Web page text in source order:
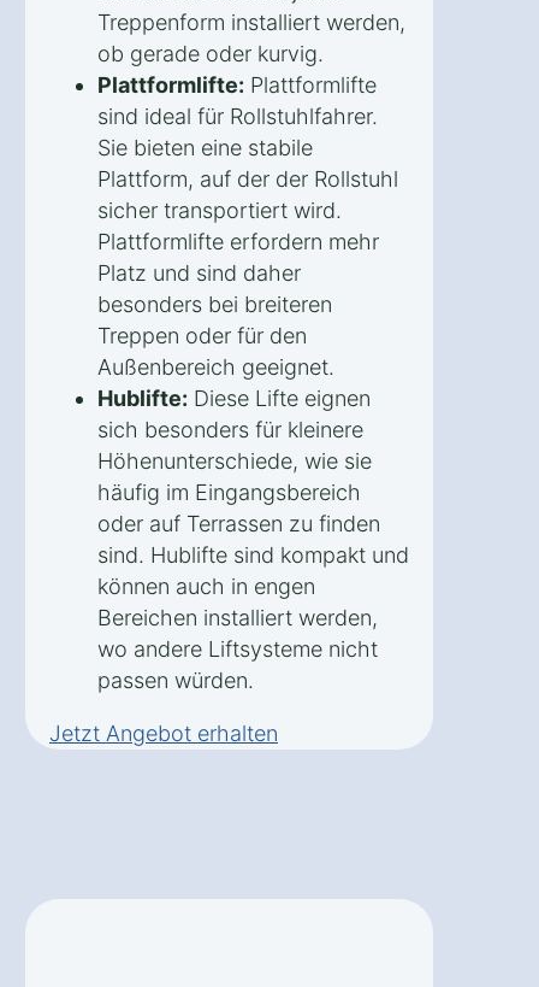
Treppenform installiert werden,
ob gerade oder kurvig.
Plattformlifte: Plattformlifte
sind ideal für Rollstuhlfahrer.
Sie bieten eine stabile
Plattform, auf der der Rollstuhl
sicher transportiert wird.
Plattformlifte erfordern mehr
Platz und sind daher
besonders bei breiteren
Treppen oder für den
Außenbereich geeignet.
Hublifte: Diese Lifte eignen
sich besonders für kleinere
Höhenunterschiede, wie sie
häufig im Eingangsbereich
oder auf Terrassen zu finden
sind. Hublifte sind kompakt und
können auch in engen
Bereichen installiert werden,
wo andere Liftsysteme nicht
passen würden.
Jetzt Angebot erhalten